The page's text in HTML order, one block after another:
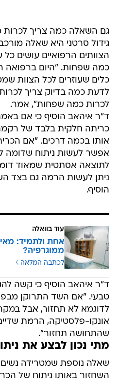
גם השאלה כמה צריך
גידול סרטני היא שאלה
הצוותים הרפואיים עושים
כמה שפחות. "היום ברפואה
כלים שעוזרים לכל הצוות
לדעת כמה בדיוק צריך
לכרות כמה שפחות", אמר.
ד"ר איהאב הוסיף כי אם
כריתה חלקית בלבד של
אותו בכמה דרכים. "אם
אפשר לעשות ניתוח שדומה
לתוצאה אסתטית שמאוד
ניתן לעשות הרמה גם בצד
הוסיף.
עוד בוואלה
אחת ולתמיד:
ממוגרפיה?
לכתבה המלאה
ד"ר איהאב הוסיף כי קשה
טבעי. "אם השד התרוקן
לדוגמא לא תחזור, אבל
אונקו-פלסטיקה, הרמת
שהתחושה תחזור".
מתי נכון לבצע את
שאלה נוספת שמטרידה
השחזור באותו ניתוח של